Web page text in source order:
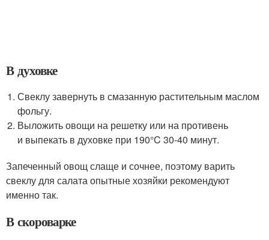
В духовке
Свеклу завернуть в смазанную растительным маслом
фольгу.
Выложить овощи на решетку или на противень
и выпекать в духовке при 190°C 30-40 минут.
Запеченный овощ слаще и сочнее, поэтому варить
свеклу для салата опытные хозяйки рекомендуют
именно так.
В скороварке